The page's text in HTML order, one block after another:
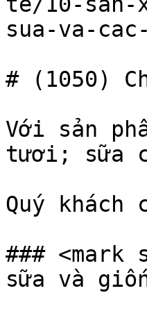
sua-va-
# (1050)
Với sản
tươi; sữa
Quý khách
###
sữa và